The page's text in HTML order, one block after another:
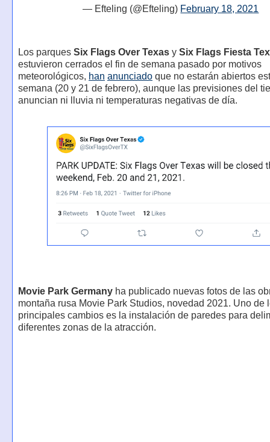
— Efteling (@Efteling) February 18, 2021
Los parques Six Flags Over Texasy Six Flags Fiesta
estuvieron cerrados el fin de semana pasado por motivos
meteorológicos, han anunciadoque no estarán abiertos
semana (20 y 21 de febrero), aunque las previsiones del
anuncian ni lluvia ni temperaturas negativas de día.
Movie Park Germanyha publicado nuevas fotos de las
montaña rusa Movie Park Studios, novedad 2021. Uno de
principales cambios es la instalación de paredes para
diferentes zonas de la atracción.